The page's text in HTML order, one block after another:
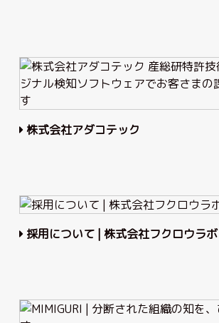
株式会社アダコテック
採用について | 株式会社フクロウラボ